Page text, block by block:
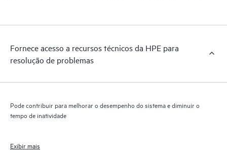
Fornece acesso a recursos técnicos da HPE para
resolução de problemas
Pode contribuir para melhorar o desempenho do sistema e diminuir o
tempo de inatividade
Exibir mais